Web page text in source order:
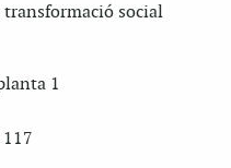
social
1